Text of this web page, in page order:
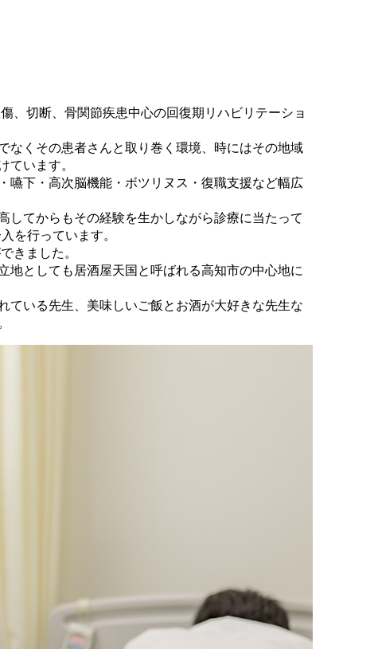
、切断、骨関節疾患中心の回復期リハビリテーショ
なくその患者さんと取り巻く環境、時にはその地域
ています。
嚥下・高次脳機能・ボツリヌス・復職支援など幅広
してからもその経験を生かしながら診療に当たって
を行っています。
きました。
地としても居酒屋天国と呼ばれる高知市の中心地に
ている先生、美味しいご飯とお酒が大好きな先生な